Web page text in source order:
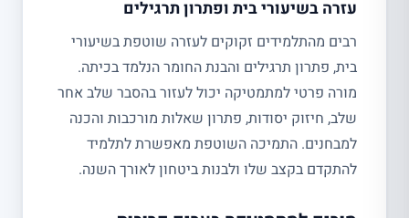
עזרה בשיעורי בית ופתרון תרגילים
רבים מהתלמידים זקוקים לעזרה שוטפת בשיעורי
בית, פתרון תרגילים והבנת החומר הנלמד בכיתה.
מורה פרטי למתמטיקה יכול לעזור בהסבר שלב אחר
שלב, חיזוק יסודות, פתרון שאלות מורכבות והכנה
למבחנים. התמיכה השוטפת מאפשרת לתלמיד
להתקדם בקצב שלו ולבנות ביטחון לאורך השנה.